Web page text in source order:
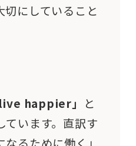
切にしていること
happier」
と
ています。直訳す